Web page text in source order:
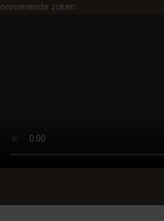
onroerende zaken